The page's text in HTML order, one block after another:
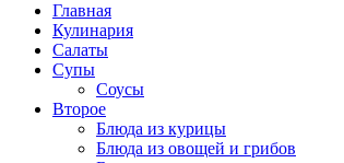
Главная
Кулинария
Салаты
Супы
Соусы
Второе
Блюда из курицы
Блюда из овощей и грибов